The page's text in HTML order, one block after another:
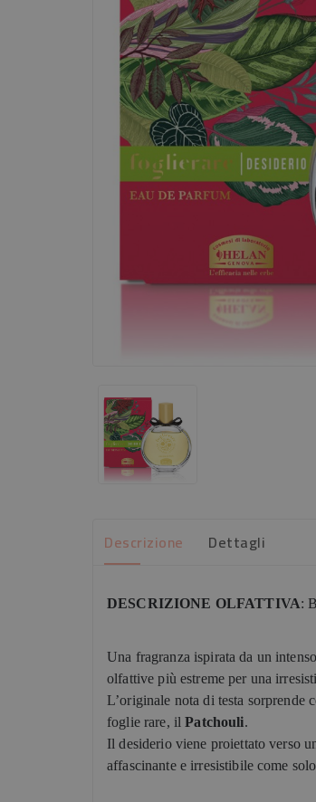
Descrizione Dettagli
DESCRIZIONE OLFATTIVA:
Una fragranza ispirata da un
olfattive più estreme per una
L’originale nota di testa sorprende
foglie rare, ilPatchouli.
Il desiderio viene proiettato verso
affascinante e irresistibile come